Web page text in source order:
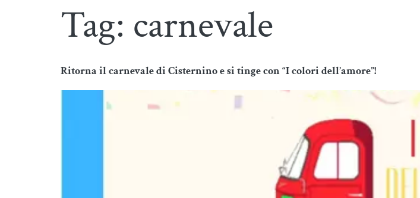
Tag: carnevale
Ritorna il carnevale di Cisternino e si tinge con “I colori dell’amore”!